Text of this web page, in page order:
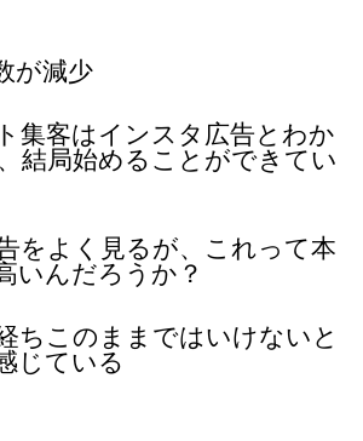
が減少
集客はインスタ広告とわか
結局始めることができてい
をよく見るが、これって本
いんだろうか？
ちこのままではいけないと
じている